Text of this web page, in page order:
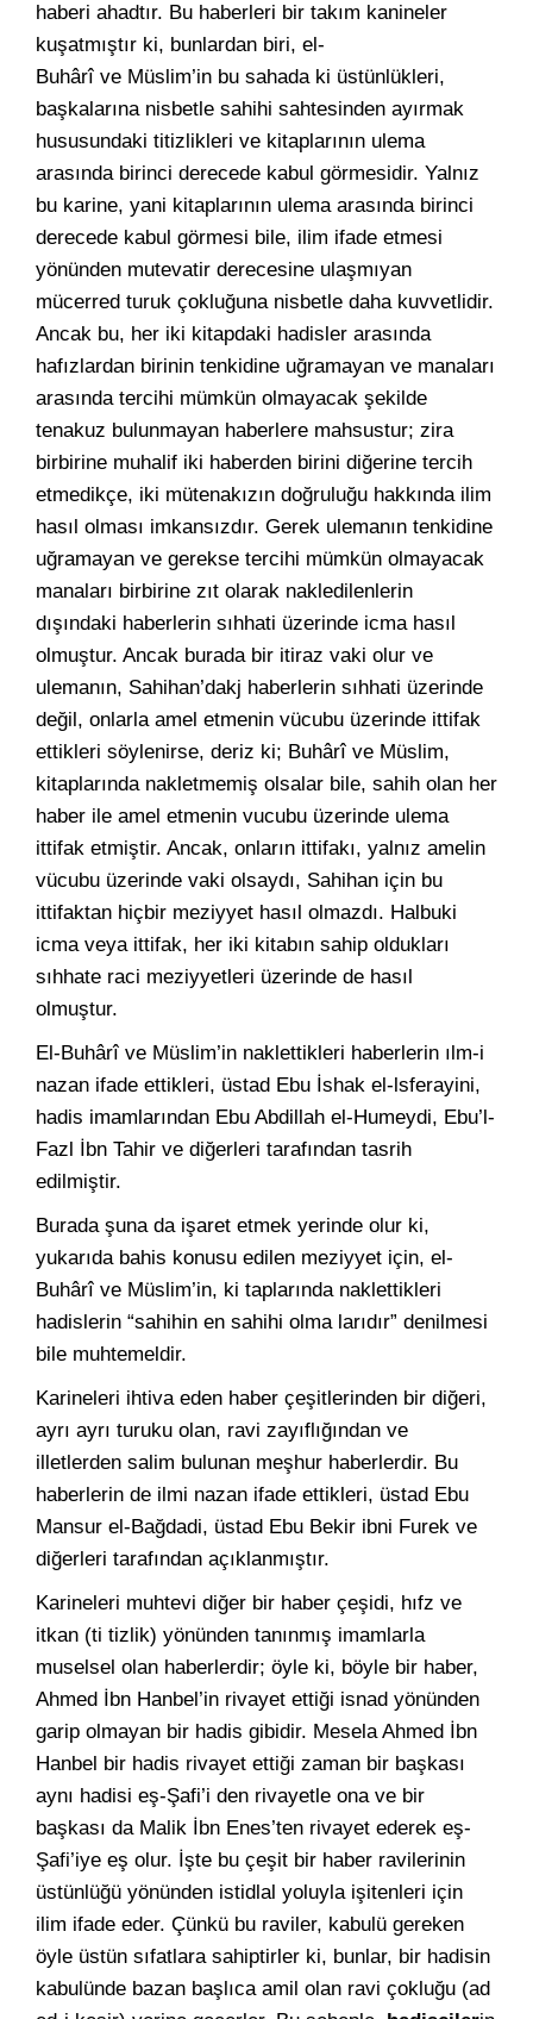
haberi ahadtır. Bu haberleri bir takım kanineler
kuşatmıştır ki, bunlardan biri, el-
Buhârî ve Müslim’in bu sahada ki üstünlükleri,
başkalarına nisbetle sahihi sahtesinden ayırmak
hususundaki titizlikleri ve kitaplarının ulema
arasında birinci derecede kabul görmesidir. Yalnız
bu karine, yani kitaplarının ulema arasında birinci
derecede kabul görmesi bile, ilim ifade etmesi
yönünden mutevatir derecesine ulaşmıyan
mücerred turuk çokluğuna nisbetle daha kuvvetlidir.
Ancak bu, her iki kitapdaki hadisler arasında
hafızlardan birinin tenkidine uğramayan ve manaları
arasında tercihi mümkün olmayacak şekilde
tenakuz bulunmayan haberlere mahsustur; zira
birbirine muhalif iki haberden birini diğerine tercih
etmedikçe, iki mütenakızın doğruluğu hakkında ilim
hasıl olması imkansızdır. Gerek ulemanın tenkidine
uğramayan ve gerekse tercihi mümkün olmayacak
manaları birbirine zıt olarak nakledilenlerin
dışındaki haberlerin sıhhati üzerinde icma hasıl
olmuştur. Ancak burada bir itiraz vaki olur ve
ulemanın, Sahihan’dakj haberlerin sıhhati üzerinde
değil, onlarla amel etmenin vücubu üzerinde ittifak
ettikleri söylenirse, deriz ki; Buhârî ve Müslim,
kitaplarında nakletmemiş olsalar bile, sahih olan her
haber ile amel etmenin vucubu üzerinde ulema
ittifak etmiştir. Ancak, onların ittifakı, yalnız amelin
vücubu üzerinde vaki olsaydı, Sahihan için bu
ittifaktan hiçbir meziyyet hasıl olmazdı. Halbuki
icma veya ittifak, her iki kitabın sahip oldukları
sıhhate raci meziyyetleri üzerinde de hasıl
olmuştur.
El-Buhârî ve Müslim’in naklettikleri haberlerin ılm-i
nazan ifade ettikleri, üstad Ebu İshak el-lsferayini,
hadis imamlarından Ebu Abdillah el-Humeydi, Ebu’l-
Fazl İbn Tahir ve diğerleri tarafından tasrih
edilmiştir.
Burada şuna da işaret etmek yerinde olur ki,
yukarıda bahis konusu edilen meziyyet için, el-
Buhârî ve Müslim’in, ki taplarında naklettikleri
hadislerin “sahihin en sahihi olma larıdır” denilmesi
bile muhtemeldir.
Karineleri ihtiva eden haber çeşitlerinden bir diğeri,
ayrı ayrı turuku olan, ravi zayıflığından ve
illetlerden salim bulunan meşhur haberlerdir. Bu
haberlerin de ilmi nazan ifade ettikleri, üstad Ebu
Mansur el-Bağdadi, üstad Ebu Bekir ibni Furek ve
diğerleri tarafından açıklanmıştır.
Karineleri muhtevi diğer bir haber çeşidi, hıfz ve
itkan (ti tizlik) yönünden tanınmış imamlarla
muselsel olan haberlerdir; öyle ki, böyle bir haber,
Ahmed İbn Hanbel’in rivayet ettiği isnad yönünden
garip olmayan bir hadis gibidir. Mesela Ahmed İbn
Hanbel bir hadis rivayet ettiği zaman bir başkası
aynı hadisi eş-Şafi’i den rivayetle ona ve bir
başkası da Malik İbn Enes’ten rivayet ederek eş-
Şafi’iye eş olur. İşte bu çeşit bir haber ravilerinin
üstünlüğü yönünden istidlal yoluyla işitenleri için
ilim ifade eder. Çünkü bu raviler, kabulü gereken
öyle üstün sıfatlara sahiptirler ki, bunlar, bir hadisin
kabulünde bazan başlıca amil olan ravi çokluğu (ad